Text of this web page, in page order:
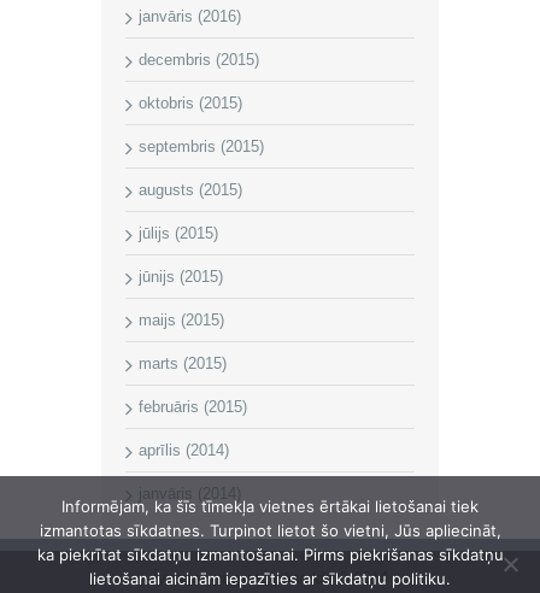
janvāris (2016)
decembris (2015)
oktobris (2015)
septembris (2015)
augusts (2015)
jūlijs (2015)
jūnijs (2015)
maijs (2015)
marts (2015)
februāris (2015)
aprīlis (2014)
janvāris (2014)
Īvandes pagasta pārvalde © 2014
Informējam, ka šīs tīmekļa vietnes ērtākai lietošanai tiek
izmantotas sīkdatnes. Turpinot lietot šo vietni, Jūs apliecināt,
ka piekrītat sīkdatņu izmantošanai. Pirms piekrišanas sīkdatņu
lietošanai aicinām iepazīties ar sīkdatņu politiku.